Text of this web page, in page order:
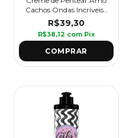
Cachos Ondas Incríveis 1
kg - Griffus
R$39,30
R$38,12 com Pix